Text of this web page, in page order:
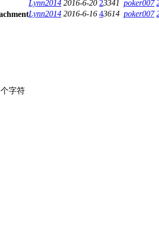
Lynn2014 2016-6-20 23341 poker007
Lynn2014 2016-6-16 43614 poker007
个字符